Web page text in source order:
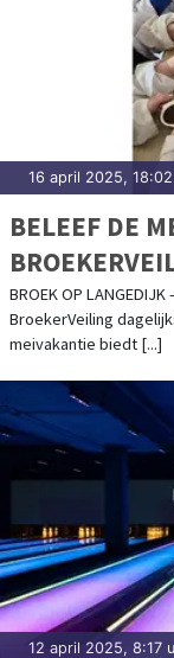
16 april 2025,
BELEEF DE
BROEK OP
BroekerVeiling
meivakantie biedt [...]
12 april 2025, 8:17